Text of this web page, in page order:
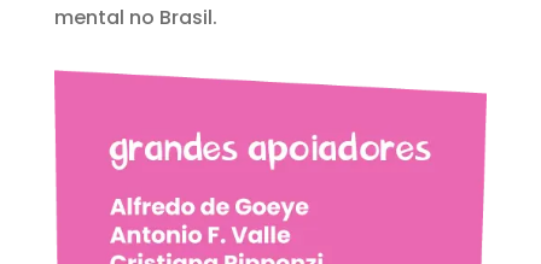
mental no Brasil.